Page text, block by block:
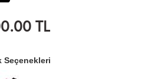
TL
Seçenekleri